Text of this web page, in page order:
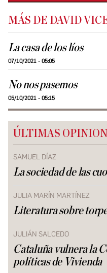
MÁS DE DAVID
La casa de los líos
07/10/2021 - 05:05
No nos pasemos
05/10/2021 - 05:15
ÚLTIMAS
SAMUEL DÍAZ
La sociedad de las
JULIA MARÍN MARTÍNEZ
Literatura sobre
JULIÁN SALCEDO
Cataluña vulnera la
políticas de Vivienda